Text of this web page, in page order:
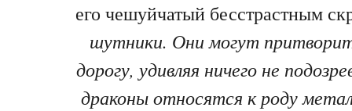
его чешуйчатый бесстрастным
шутники. Они могут
дорогу, удивляя ничего не
драконы относятся к роду